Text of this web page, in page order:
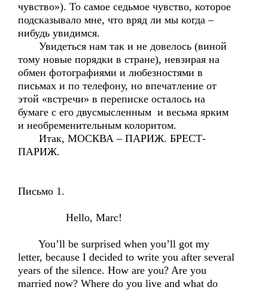
чувство»). То самое седьмое чувство, которое
подсказывало мне, что вряд ли мы когда –
нибудь увидимся.
Увидеться нам так и не довелось (виной
тому новые порядки в стране), невзирая на
обмен фотографиями и любезностями в
письмах и по телефону, но впечатление от
этой «встречи» в переписке осталось на
бумаге с его двусмысленным и весьма ярким
и необременительным колоритом.
Итак, МОСКВА – ПАРИЖ. БРЕСТ-
ПАРИЖ.
Письмо 1.
Hello, Marc!
You’ll be surprised when you’ll got my
letter, because I decided to write you after several
years of the silence. How are you? Are you
married now? Where do you live and what do